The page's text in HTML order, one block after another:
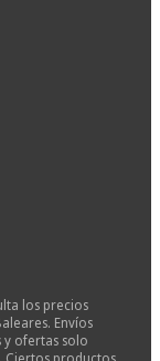
los precios
Envíos
y ofertas solo